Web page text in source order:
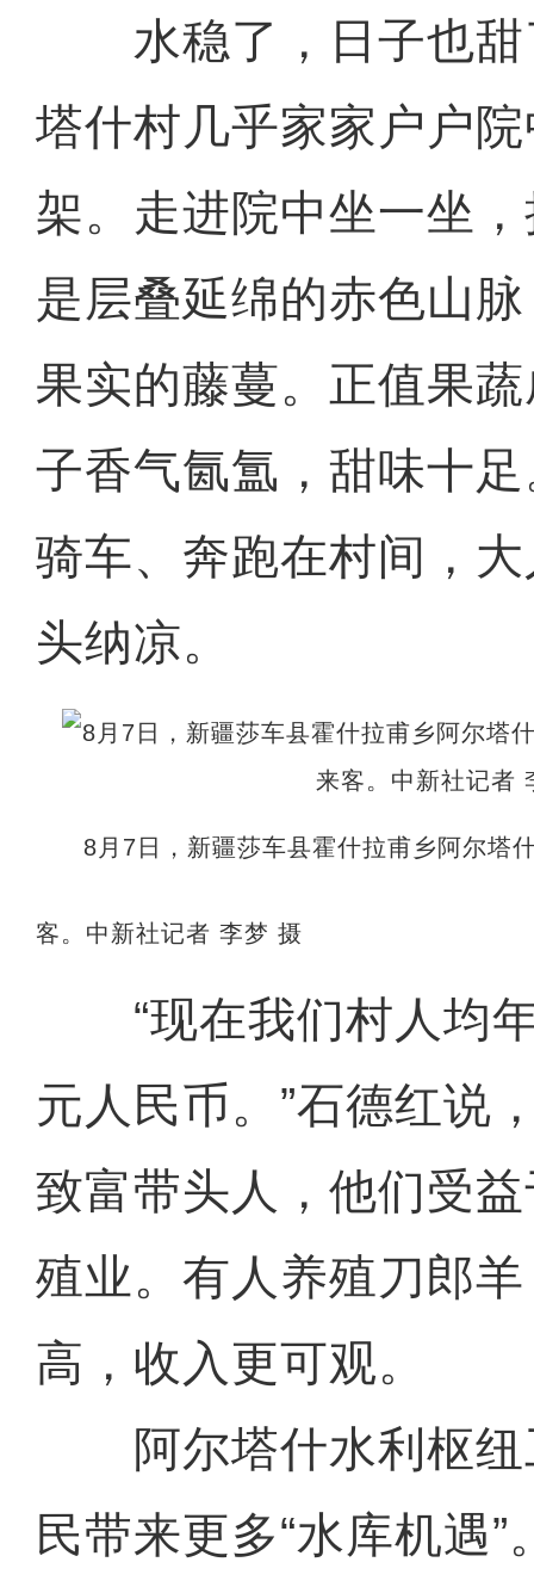
水稳了，日子也甜
塔什村几乎家家户户
架。走进院中坐一坐
是层叠延绵的赤色山
果实的藤蔓。正值果
子香气氤氲，甜味十
骑车、奔跑在村间，
头纳凉。
8月7日，新疆莎车县霍什拉甫乡阿尔塔
客。中新社记者 李梦 摄
“现在我们村人均年
元人民币。”石德红说
致富带头人，他们受
殖业。有人养殖刀郎
高，收入更可观。
阿尔塔什水利枢纽
民带来更多“水库机遇”